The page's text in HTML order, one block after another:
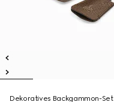
Dekoratives Backgammon-Set